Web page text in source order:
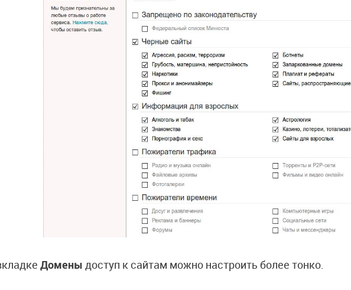
Домены доступ к сайтам можно настроить более тонко.